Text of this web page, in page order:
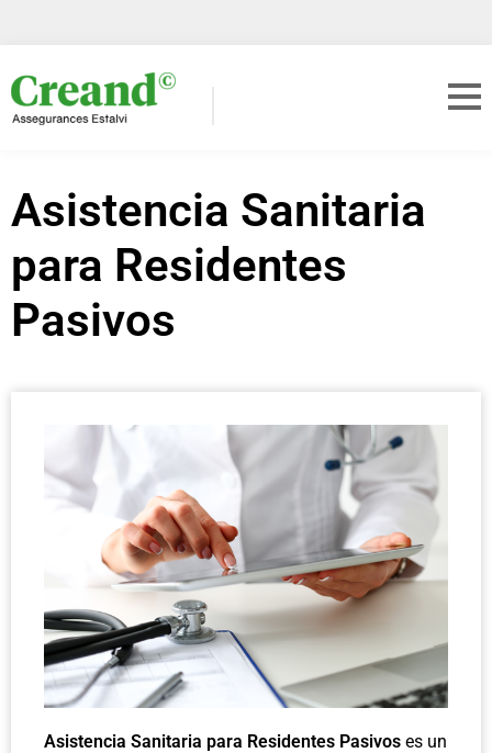
Asistencia Sanitaria
para Residentes
Pasivos
Asistencia Sanitaria para Residentes Pasivos es un